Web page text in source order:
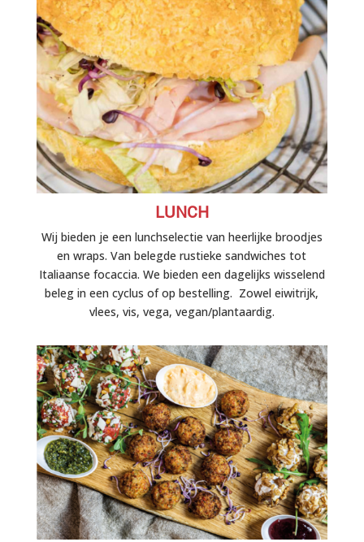
LUNCH
Wij bieden je een lunchselectie van heerlijke broodjes
en wraps. Van belegde rustieke sandwiches tot
Italiaanse focaccia. We bieden een dagelijks wisselend
beleg in een cyclus of op bestelling. Zowel eiwitrijk,
vlees, vis, vega, vegan/plantaardig.